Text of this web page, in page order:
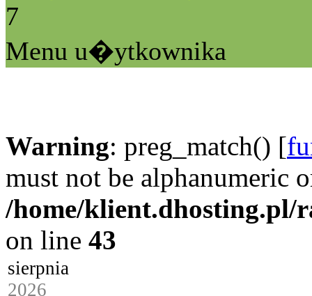
7
Menu u�ytkownika
Warning: preg_match() [
must not be alphanumeric
/home/klient.dhosting.pl/
on line 43
sierpnia
2026